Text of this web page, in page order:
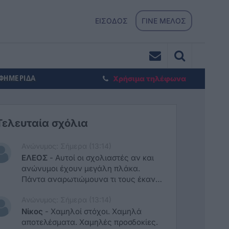
ΕΙΣΟΔΟΣ ΓΙΝΕ ΜΕΛΟΣ
Χρήσιμα τηλέφωνα
σχόλια
ΕΛΕΟΣ - Αυτοί οι σχολιαστές αν και
ανώνυμοι έχουν μεγάλη πλάκα.
Πάντα αναρωτιώμουνα τι τους έκαναν
Νίκος - Χαμηλοί στόχοι. Χαμηλά
αποτελέσματα. Χαμηλές προσδοκίες.